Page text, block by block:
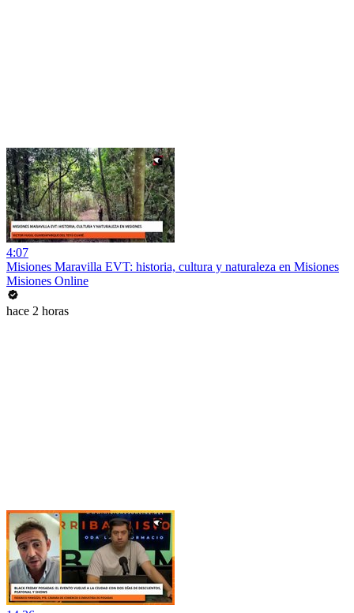
4:07
Misiones Maravilla EVT: historia, cultura y naturaleza en Misiones
Misiones Online
hace 2 horas